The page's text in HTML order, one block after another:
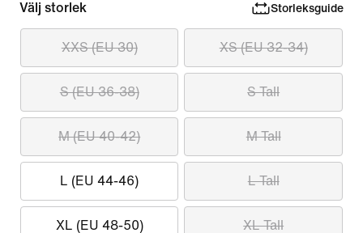
Välj storlek Storleksguide
XXS (EU 30) XS (EU 32-34)
S (EU 36-38) S Tall
M (EU 40-42) M Tall
L (EU 44-46) L Tall
XL (EU 48-50) XL Tall